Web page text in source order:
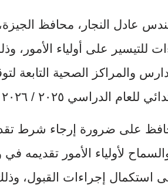
عادل النجار، محافظ الجيزة،
للتيسير على أولياء
والمراكز الصحية
٢٠٢٥ / ٢٠٢٦ للحصول على الشهادة اللازمة للتقديم.
على ضرورة إرجاء شرط
والسماح لأولياء الأمور تقديمه
استكمال إجراءات القبول،